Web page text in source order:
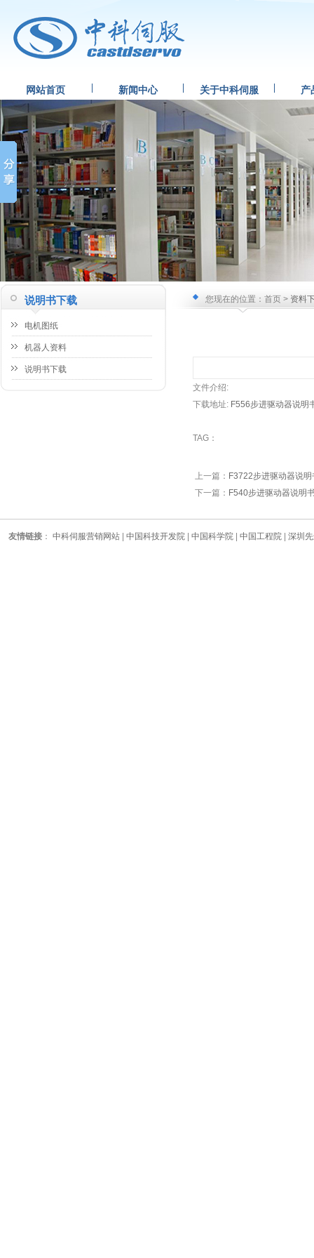
网站首页 新闻中心 关于中科伺服 产
说明书下载
电机图纸
机器人资料
说明书下载
您现在的位置：首页 > 资料
文件介绍:
下载地址: F556步进驱动器说明
TAG：
上一篇： F3722步进驱动器说明
下一篇： F540步进驱动器说明
友情链接 ： 中科伺服营销网站 中国科技开发院 中国科学院 中国工程院 深圳